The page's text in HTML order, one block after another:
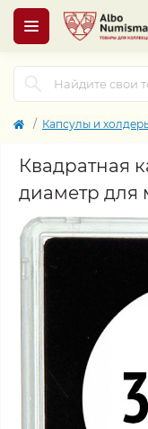
Капсулы и
Квадратная
диаметр для